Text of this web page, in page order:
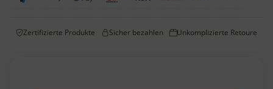
Zertifizierte Produkte Sicher bezahlen Unkomplizierte Retoure